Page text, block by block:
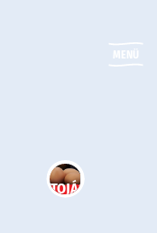
MENÜ
TOJÁS